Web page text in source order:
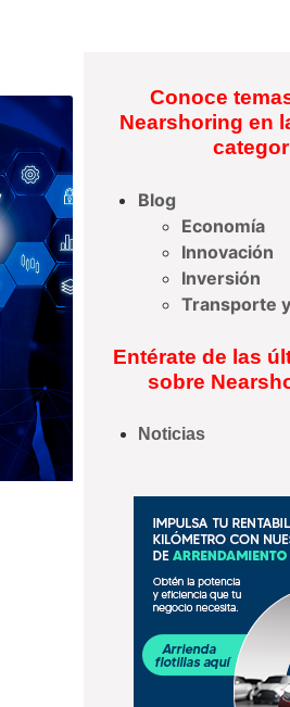
Conoce
Nearshoring en
Blog
Economía
Innovación
Inversión
Transporte
Entérate de las
sobre
Noticias